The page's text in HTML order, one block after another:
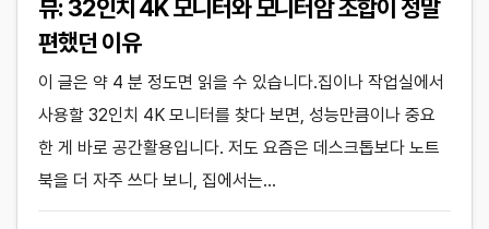
뷰: 32인치 4K 모니터와 모니터암 조합이 정말
편했던 이유
이 글은 약 4 분 정도면 읽을 수 있습니다.집이나 작업실에서
사용할 32인치 4K 모니터를 찾다 보면, 성능만큼이나 중요
한 게 바로 공간활용입니다. 저도 요즘은 데스크톱보다 노트
북을 더 자주 쓰다 보니, 집에서는…